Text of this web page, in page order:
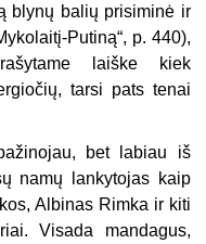
blynų balių prisiminė ir
Putiną“, p. 440),
laiške kiek
tarsi pats tenai
bet labiau iš
namų lankytojas kaip
Albinas Rimka ir kiti
Visada mandagus,